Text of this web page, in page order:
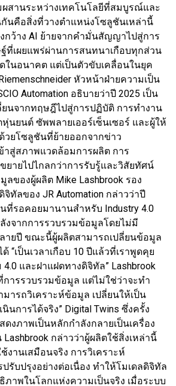
สานระหว่างเทคโนโลยีที่สมบูรณ์และ
นคือสิ่งที่วางตำแหน่งโซลูชันเหล่านี้
กว้าง AI ย้ายจากคำมั่นสัญญาไปสู่การ
เผยแพร่ผ่านการสนทนาเกือบทุกส่วน
ในอนาคต แต่เป็นตัวขับเคลื่อนในยุค
หัวหน้าฝ่ายความเป็น
Automation อธิบายว่าปี 2025 เป็น
ยนจากทฤษฎีไปสู่การปฏิบัติ การทำงาน
นยนต์ ซัพพลายเออร์เซ็นเซอร์ และผู้ให้
วยโซลูชันที่ย้ายออกจากข่าว
าสู่สภาพแวดล้อมการผลิต การ
ยายไปไกลกว่าการรับรู้และวิสัยทัศน์
ลของผู้ผลิต Mike Lashbrook รอง
ทัลของ JR Automation กล่าวว่าปี
ที่รอคอยมานานสำหรับ Industry 4.0
งจากการรวบรวมข้อมูลโดยไม่มี
ายปี ขณะนี้ผู้ผลิตสามารถเปลี่ยนข้อมูล
“เป็นเวลาเกือบ 10 ปีแล้วที่เราพูดคุย
และฝาแฝดทางดิจิทัล” Lashbrook
การรวบรวมข้อมูล แต่ไม่ใช่ว่าจะทำ
มารถวิเคราะห์ข้อมูล เปลี่ยนให้เป็น
นการได้จริง” Digital Twins ซึ่งครั้ง
ดงภาพเป็นหลักกำลังกลายเป็นเครื่อง
กล่าวว่าผู้ผลิตใช้สิ่งเหล่านี้
งานเสมือนจริง การวิเคราะห์
รับปรุงอย่างต่อเนื่อง ทำให้โมเดลดิจิทัล
าพในโลกแห่งความเป็นจริง เมื่อระบบ